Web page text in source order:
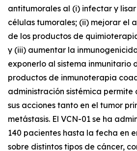
antitumorales al (i) infectar y
células tumorales; (ii) mejorar el
de los productos de
y (iii) aumentar la
exponerlo al sistema inmunitario
productos de inmunoterapia
administración sistémica permite
sus acciones tanto en el tumor
metástasis. El VCN-01 se ha
140 pacientes hasta la fecha en
sobre distintos tipos de cáncer,